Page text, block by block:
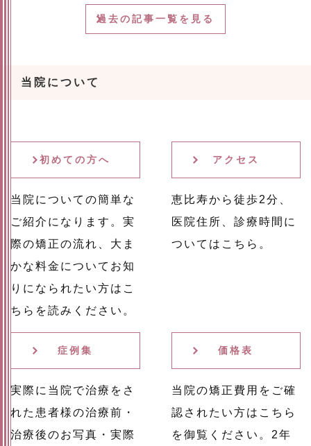
過去の記事一覧を見る
当院について
初めての方へ
当院についての簡単な
ご紹介になります。実
際の矯正の流れ、大ま
かな料金についてお知
りになられたい方はこ
ちらを読みください。
アクセス
恵比寿から徒歩2分、
医院住所、診療時間に
ついてはこちら。
症例集
実際に当院で治療をさ
れた患者様の治療前・
治療後のお写真・実際
価格表
当院の矯正費用をご確
認されたい方はこちら
を御覧ください。2年